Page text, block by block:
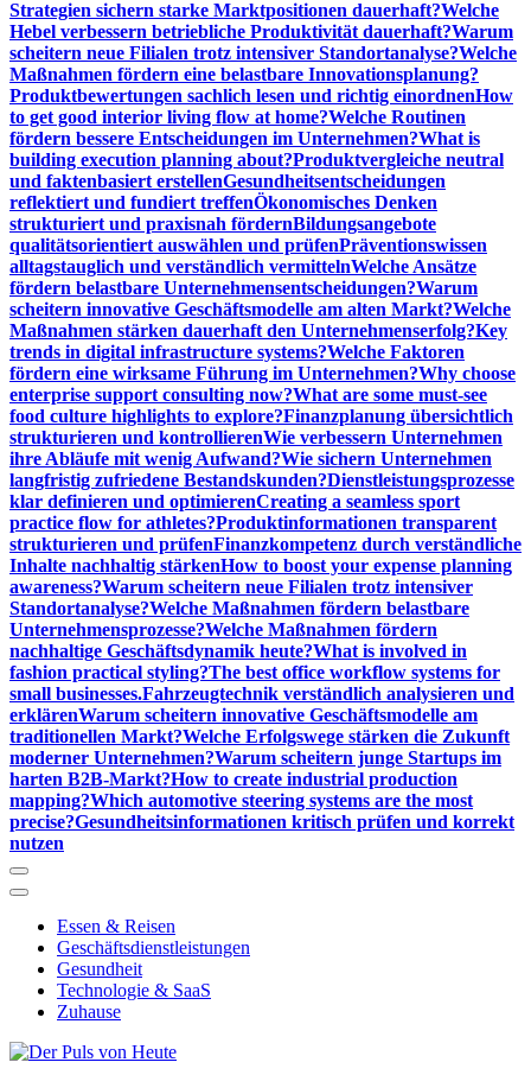
Strategien sichern starke Marktpositionen dauerhaft?Welche
Hebel verbessern betriebliche Produktivität dauerhaft?Warum
scheitern neue Filialen trotz intensiver Standortanalyse?Welche
Maßnahmen fördern eine belastbare Innovationsplanung?
Produktbewertungen sachlich lesen und richtig einordnenHow
to get good interior living flow at home?Welche Routinen
fördern bessere Entscheidungen im Unternehmen?What is
building execution planning about?Produktvergleiche neutral
und faktenbasiert erstellenGesundheitsentscheidungen
reflektiert und fundiert treffenÖkonomisches Denken
strukturiert und praxisnah fördernBildungsangebote
qualitätsorientiert auswählen und prüfenPräventionswissen
alltagstauglich und verständlich vermittelnWelche Ansätze
fördern belastbare Unternehmensentscheidungen?Warum
scheitern innovative Geschäftsmodelle am alten Markt?Welche
Maßnahmen stärken dauerhaft den Unternehmenserfolg?Key
trends in digital infrastructure systems?Welche Faktoren
fördern eine wirksame Führung im Unternehmen?Why choose
enterprise support consulting now?What are some must-see
food culture highlights to explore?Finanzplanung übersichtlich
strukturieren und kontrollierenWie verbessern Unternehmen
ihre Abläufe mit wenig Aufwand?Wie sichern Unternehmen
langfristig zufriedene Bestandskunden?Dienstleistungsprozesse
klar definieren und optimierenCreating a seamless sport
practice flow for athletes?Produktinformationen transparent
strukturieren und prüfenFinanzkompetenz durch verständliche
Inhalte nachhaltig stärkenHow to boost your expense planning
awareness?Warum scheitern neue Filialen trotz intensiver
Standortanalyse?Welche Maßnahmen fördern belastbare
Unternehmensprozesse?Welche Maßnahmen fördern
nachhaltige Geschäftsdynamik heute?What is involved in
fashion practical styling?The best office workflow systems for
small businesses.Fahrzeugtechnik verständlich analysieren und
erklärenWarum scheitern innovative Geschäftsmodelle am
traditionellen Markt?Welche Erfolgswege stärken die Zukunft
moderner Unternehmen?Warum scheitern junge Startups im
harten B2B-Markt?How to create industrial production
mapping?Which automotive steering systems are the most
precise?Gesundheitsinformationen kritisch prüfen und korrekt
nutzen
Essen & Reisen
Geschäftsdienstleistungen
Gesundheit
Technologie & SaaS
Zuhause